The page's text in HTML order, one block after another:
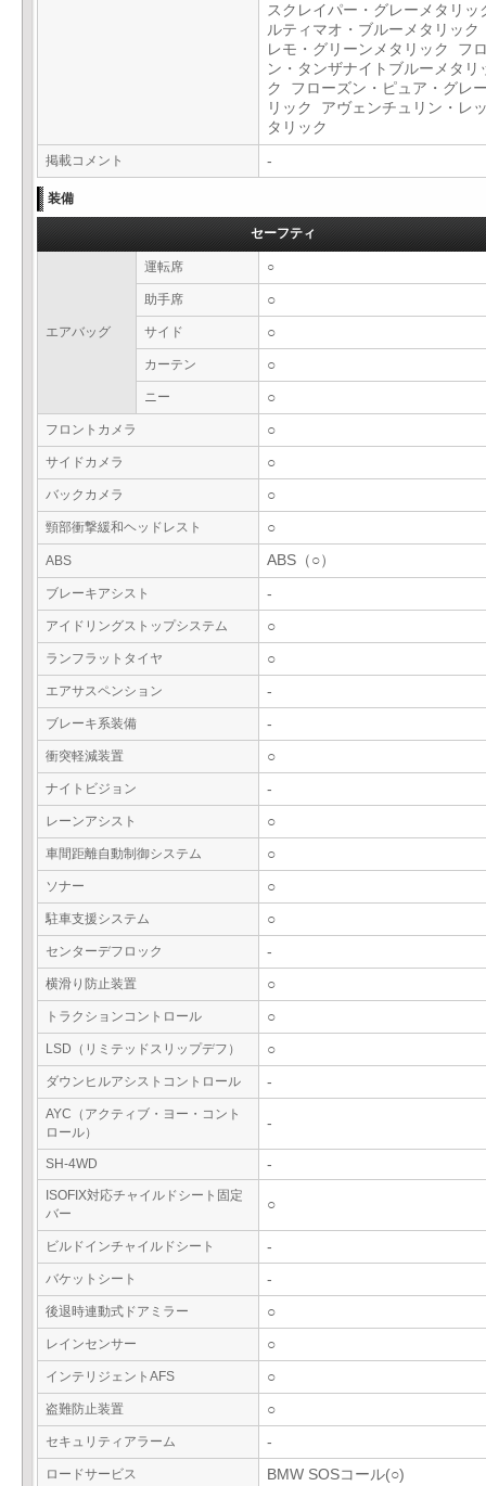
スクレイパー・グレーメタリ
ルティマオ・ブルーメタリッ
レモ・グリーンメタリック フ
ン・タンザナイトブルーメタリ
ク フローズン・ピュア・グレ
リック アヴェンチュリン・レ
タリック
掲載コメント -
装備
セーフティ
エアバッグ
運転席 ○
助手席 ○
サイド ○
カーテン ○
ニー ○
フロントカメラ ○
サイドカメラ ○
バックカメラ ○
頸部衝撃緩和ヘッドレスト ○
ABS ABS（○）
ブレーキアシスト -
アイドリングストップシステム ○
ランフラットタイヤ ○
エアサスペンション -
ブレーキ系装備 -
衝突軽減装置 ○
ナイトビジョン -
レーンアシスト ○
車間距離自動制御システム ○
ソナー ○
駐車支援システム ○
センターデフロック -
横滑り防止装置 ○
トラクションコントロール ○
LSD（リミテッドスリップデフ） ○
ダウンヒルアシストコントロール -
AYC（アクティブ・ヨー・コント
ロール）
-
SH-4WD -
ISOFIX対応チャイルドシート固定
バー
○
ビルドインチャイルドシート -
バケットシート -
後退時連動式ドアミラー ○
レインセンサー ○
インテリジェントAFS ○
盗難防止装置 ○
セキュリティアラーム -
ロードサービス BMW SOSコール(○)